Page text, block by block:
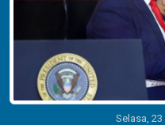
Selasa,